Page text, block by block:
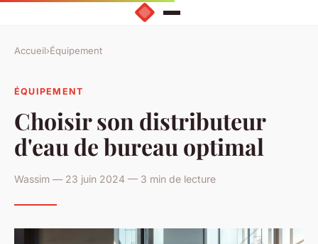
Accueil›Équipement
ÉQUIPEMENT
Choisir son distributeur
d'eau de bureau optimal
Wassim — 23 juin 2024 — 3 min de lecture